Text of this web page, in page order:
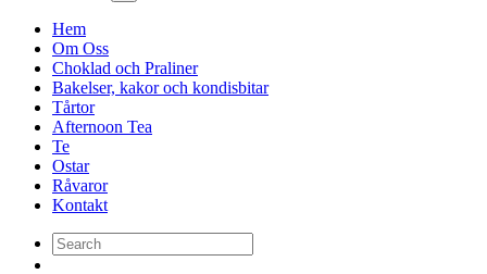
Hem
Om Oss
Choklad och Praliner
Bakelser, kakor och kondisbitar
Tårtor
Afternoon Tea
Te
Ostar
Råvaror
Kontakt